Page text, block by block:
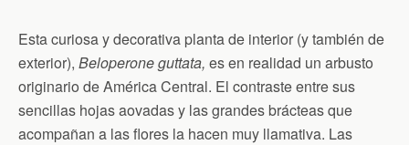
Esta curiosa y decorativa planta de interior (y también de
exterior), Beloperone guttata, es en realidad un arbusto
originario de América Central. El contraste entre sus
sencillas hojas aovadas y las grandes brácteas que
acompañan a las flores la hacen muy llamativa. Las